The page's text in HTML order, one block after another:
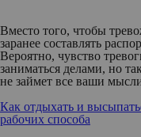
Вместо того, чтобы
заранее составлять
Вероятно, чувство
заниматься делами, но
не займет все ваши
Как отдыхать и
рабочих способа